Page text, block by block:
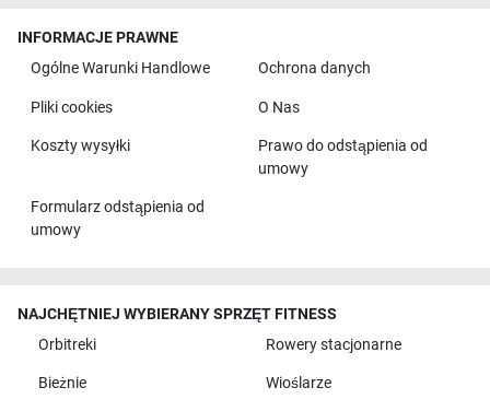
INFORMACJE PRAWNE
Ogólne Warunki Handlowe
Ochrona danych
Pliki cookies O Nas
Koszty wysyłki
Prawo do odstąpienia od
umowy
Formularz odstąpienia od
umowy
NAJCHĘTNIEJ WYBIERANY SPRZĘT FITNESS
Orbitreki
Rowery stacjonarne
Bieżnie Wioślarze